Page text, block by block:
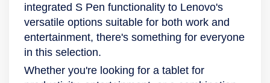
integrated S Pen functionality to Lenovo's
versatile options suitable for both work and
entertainment, there's something for everyone
in this selection.
Whether you're looking for a tablet for